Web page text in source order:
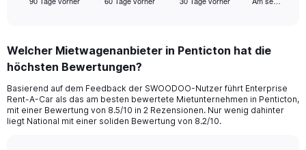
Range:
91
The
chart
has
Welcher Mietwagenanbieter in Penticton hat die
höchsten Bewertungen?
Basierend auf dem Feedback der SWOODOO-Nutzer führt Enterprise
Rent-A-Car als das am besten bewertete Mietunternehmen in Penticton,
mit einer Bewertung von 8.5/10 in 2 Rezensionen. Nur wenig dahinter
liegt National mit einer soliden Bewertung von 8.2/10.